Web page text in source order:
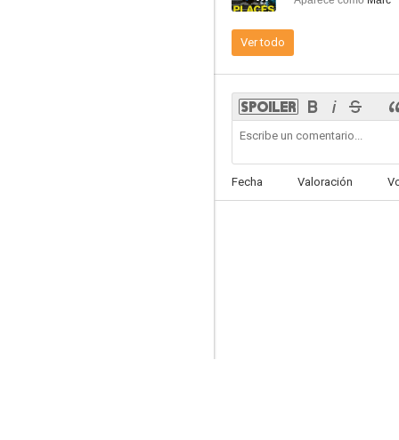
Unos días para recordar
5.0
Ver todo
Fecha Valoración